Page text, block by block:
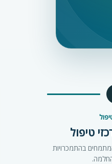
טיפול
בהתמכרויות